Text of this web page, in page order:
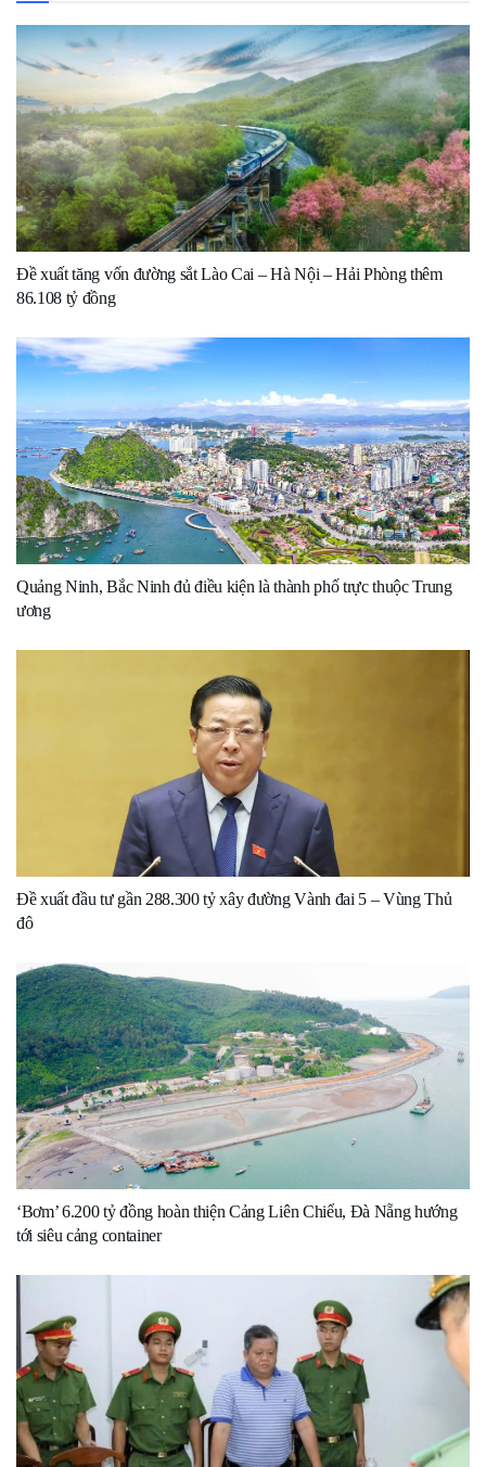
Đề xuất tăng vốn đường sắt Lào Cai – Hà Nội – Hải Phòng thêm
86.108 tỷ đồng
Quảng Ninh, Bắc Ninh đủ điều kiện là thành phố trực thuộc Trung
ương
Đề xuất đầu tư gần 288.300 tỷ xây đường Vành đai 5 – Vùng Thủ
đô
‘Bơm’ 6.200 tỷ đồng hoàn thiện Cảng Liên Chiểu, Đà Nẵng hướng
tới siêu cảng container